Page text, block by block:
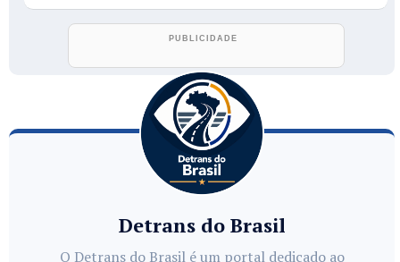
Detrans do Brasil
O Detrans do Brasil é um portal dedicado ao